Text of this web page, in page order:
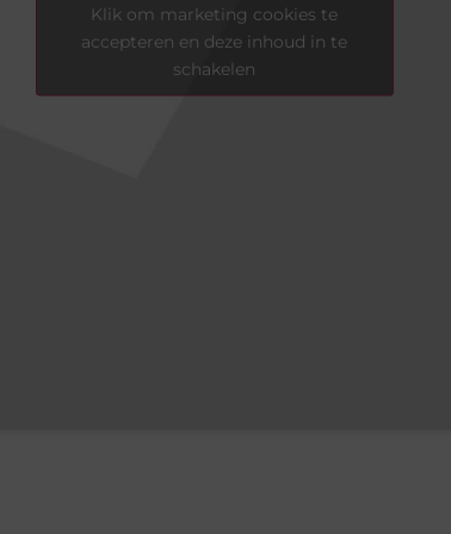
Klik om marketing cookies te
accepteren en deze inhoud in te
schakelen